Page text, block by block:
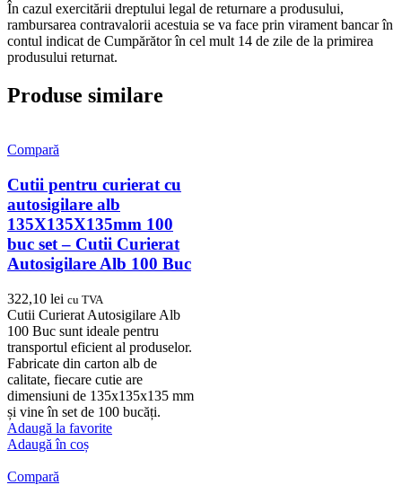
În cazul exercitării dreptului legal de returnare a produsului,
rambursarea contravalorii acestuia se va face prin virament bancar în
contul indicat de Cumpărător în cel mult 14 de zile de la primirea
produsului returnat.
Produse similare
Compară
Cutii pentru curierat cu
autosigilare alb
135X135X135mm 100
buc set – Cutii Curierat
Autosigilare Alb 100 Buc
322,10 lei cu TVA
Cutii Curierat Autosigilare Alb
100 Buc sunt ideale pentru
transportul eficient al produselor.
Fabricate din carton alb de
calitate, fiecare cutie are
dimensiuni de 135x135x135 mm
și vine în set de 100 bucăți.
Adaugă la favorite
Adaugă în coș
Compară